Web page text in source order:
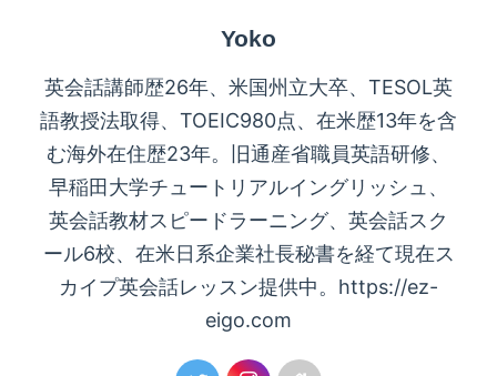
Yoko
英会話講師歴26年、米国州立大卒、TESOL英
語教授法取得、TOEIC980点、在米歴13年を含
む海外在住歴23年。旧通産省職員英語研修、
早稲田大学チュートリアルイングリッシュ、
英会話教材スピードラーニング、英会話スク
ール6校、在米日系企業社長秘書を経て現在ス
カイプ英会話レッスン提供中。https://ez-
eigo.com